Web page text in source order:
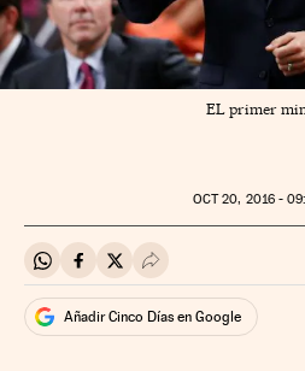
EL primer
OCT20, 2016 -
Compartir en Whatsapp
Compartir en Facebook
Compartir en Twitter
Desplegar Redes
Añadir Cinco Días en Google